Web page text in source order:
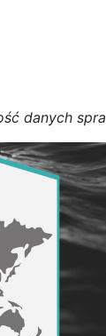
ść danych spra